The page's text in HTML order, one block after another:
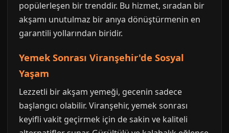
popülerleşen bir trenddir. Bu hizmet, sıradan bir
akşamı unutulmaz bir anıya dönüştürmenin en
garantili yollarından biridir.
Yemek Sonrası Viranşehir'de Sosyal
Yaşam
Lezzetli bir akşam yemeği, gecenin sadece
başlangıcı olabilir. Viranşehir, yemek sonrası
keyifli vakit geçirmek için de sakin ve kaliteli